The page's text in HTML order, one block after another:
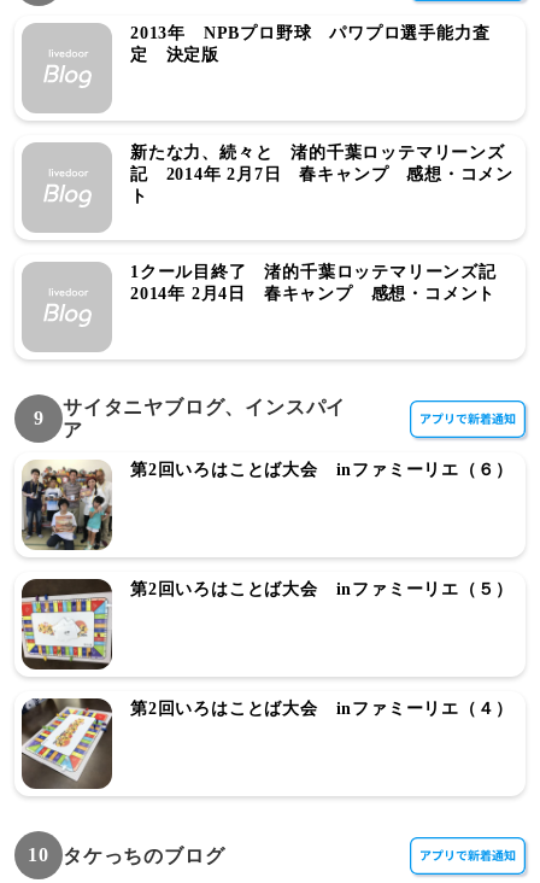
2013年 NPBプロ野球 パワプロ選手能力査
定 決定版
新たな力、続々と 渚的千葉ロッテマリーンズ
記 2014年 2月7日 春キャンプ 感想・コメン
ト
1クール目終了 渚的千葉ロッテマリーンズ記
2014年 2月4日 春キャンプ 感想・コメント
9
サイタニヤブログ、インスパイ
ア
第2回いろはことば大会 inファミーリエ（６）
第2回いろはことば大会 inファミーリエ（５）
第2回いろはことば大会 inファミーリエ（４）
10 タケっちのブログ